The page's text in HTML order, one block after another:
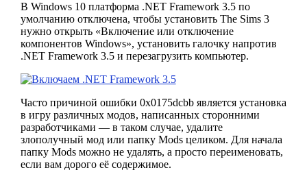
В Windows 10 платформа .NET Framework 3.5 по
умолчанию отключена, чтобы установить The Sims 3
нужно открыть «Включение или отключение
компонентов Windows», установить галочку напротив
.NET Framework 3.5 и перезагрузить компьютер.
Часто причиной ошибки 0х0175dcbb является установка
в игру различных модов, написанных сторонними
разработчиками — в таком случае, удалите
злополучный мод или папку Mods целиком. Для начала
папку Mods можно не удалять, а просто переименовать,
если вам дорого её содержимое.